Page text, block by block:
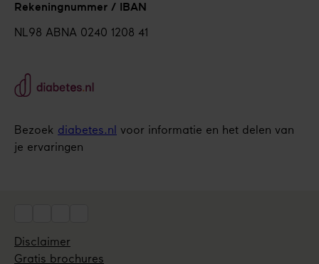
Disclaimer
Gratis brochures
Rekeningnummer / IBAN
NL98 ABNA 0240 1208 41
Bezoek diabetes.nl
voor informatie en het delen van
je ervaringen